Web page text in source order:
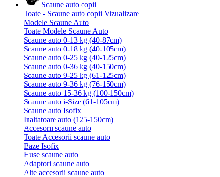
Scaune auto copii
Toate - Scaune auto copii Vizualizare
Modele Scaune Auto
Toate Modele Scaune Auto
Scaune auto 0-13 kg (40-87cm)
Scaune auto 0-18 kg (40-105cm)
Scaune auto 0-25 kg (40-125cm)
Scaune auto 0-36 kg (40-150cm)
Scaune auto 9-25 kg (61-125cm)
Scaune auto 9-36 kg (76-150cm)
Scaune auto 15-36 kg (100-150cm)
Scaune auto i-Size (61-105cm)
Scaune auto Isofix
Inaltatoare auto (125-150cm)
Accesorii scaune auto
Toate Accesorii scaune auto
Baze Isofix
Huse scaune auto
Adaptori scaune auto
Alte accesorii scaune auto